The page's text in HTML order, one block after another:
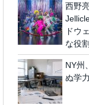
西野
ドウ
な役
NY州
ぬ学力